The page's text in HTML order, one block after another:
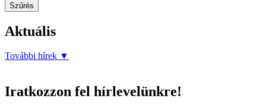
Szűrés
Aktuális
További hírek ▼
Iratkozzon fel hírlevelünkre!